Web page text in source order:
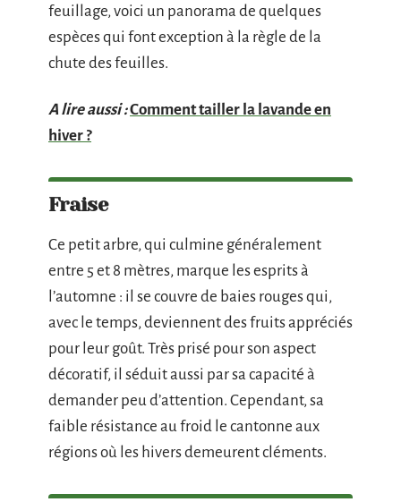
feuillage, voici un panorama de quelques
espèces qui font exception à la règle de la
chute des feuilles.
A lire aussi :Comment tailler la lavande en
hiver ?
Fraise
Ce petit arbre, qui culmine généralement
entre 5 et 8 mètres, marque les esprits à
l’automne : il se couvre de baies rouges qui,
avec le temps, deviennent des fruits appréciés
pour leur goût. Très prisé pour son aspect
décoratif, il séduit aussi par sa capacité à
demander peu d’attention. Cependant, sa
faible résistance au froid le cantonne aux
régions où les hivers demeurent cléments.